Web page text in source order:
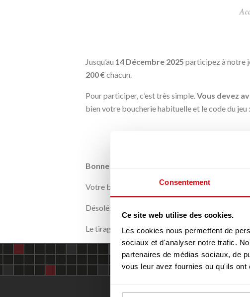
Consentement
Ce site web utilise des cookies.
Les cookies nous permettent de
sociaux et d'analyser notre trafic.
partenaires de médias sociaux, de
vous leur avez fournies ou qu'ils
Jusqu’au 14 Décembre 2025 participez à notre
200 €chacun.
Pour participer, c’est très simple.Vous devez
bien votre boucherie habituelle et le code du jeu :
Bonne chance à tous nos clients !
Votre boucherie Novoviande
Désolé. Ce formulaire n’est plus disponible.
Le tirage au sort aura lieu le 16 décembre 2025.